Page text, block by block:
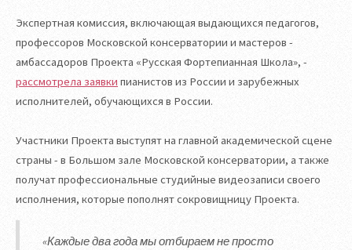
Экспертная комиссия, включающая выдающихся педагогов,
профессоров Московской консерватории и мастеров -
амбассадоров Проекта «Русская Фортепианная Школа», -
рассмотрела заявки пианистов из России и зарубежных
исполнителей, обучающихся в России.
Участники Проекта выступят на главной академической сцене
страны - в Большом зале Московской консерватории, а также
получат профессиональные студийные видеозаписи своего
исполнения, которые пополнят сокровищницу Проекта.
«Каждые два года мы отбираем не просто